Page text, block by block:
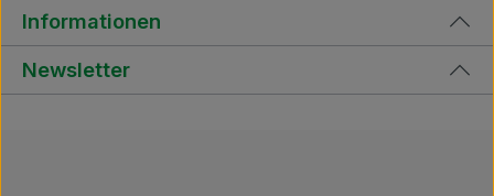
Informationen
Newsletter